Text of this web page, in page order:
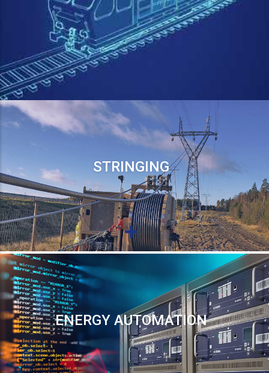
STRINGING
ENERGY AUTOMATION